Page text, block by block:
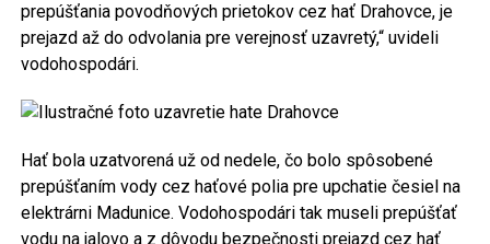
prepúšťania povodňových prietokov cez hať Drahovce, je
prejazd až do odvolania pre verejnosť uzavretý,“ uvideli
vodohospodári.
Hať bola uzatvorená už od nedele, čo bolo spôsobené
prepúšťaním vody cez haťové polia pre upchatie česiel na
elektrárni Madunice. Vodohospodári tak museli prepúšťať
vodu na jalovo a z dôvodu bezpečnosti prejazd cez hať